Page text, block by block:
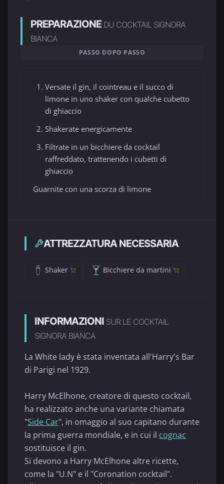
PREPARAZIONE DU COCKTAIL SIGNORA
BIANCA
PASSO DOPO PASSO
Versate il gin, il cointreau e il succo di
limone in uno shaker con qualche cubetto
di ghiaccio
Shakerate energicamente
Filtrate in un bicchiere da cocktail
raffreddato, trattenendo i cubetti di
ghiaccio
Guarnite con una scorza di limone
ATTREZZATURA NECESSARIA
Shaker Bicchiere da martini
INFORMAZIONI SUR LE COCKTAIL
SIGNORA BIANCA
La White lady è stata inventata all'Harry's Bar
di Parigi nel 1929.
Harry McElhone, creatore di questo cocktail,
ha realizzato anche una variante chiamata
"Side Car", in omaggio al suo capitano durante
la prima guerra mondiale, e in cui il cognac
sostituisce il gin.
Si devono a Harry McElhone altre ricette,
come la "U.N" e il "Coronation cocktail".